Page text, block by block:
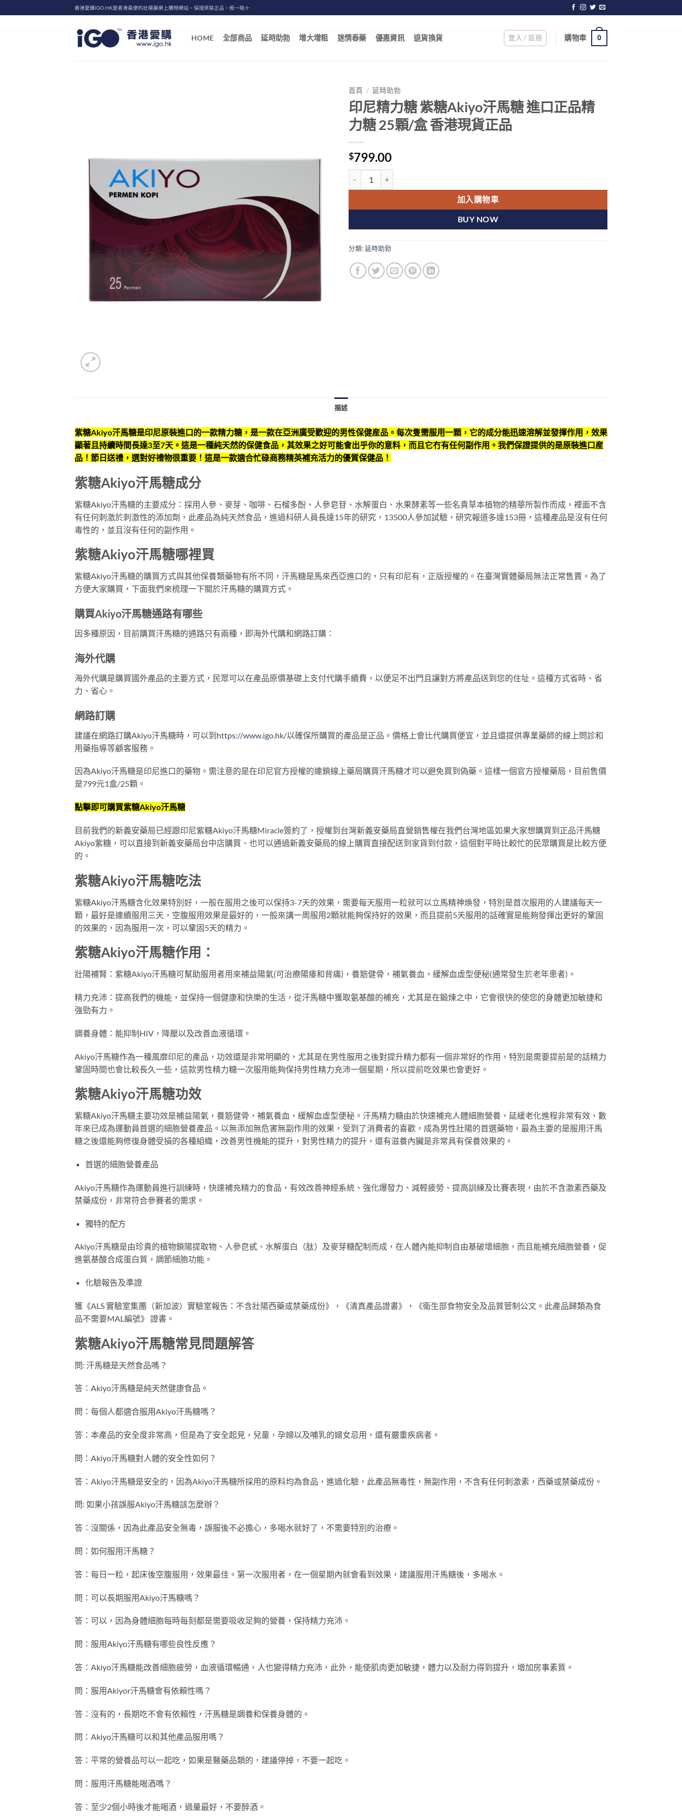
to
香港愛購IGO.HK是香港最便的壯陽藥網上購物網站、保證原裝正品，假一賠十
HOME 全部商品 延時助勃 增大增粗 迷情春藥 優惠資訊 退貨換貨 登入 / 註冊 購物車 0
首頁 / 延時助勃
印尼精力糖 紫糖Akiyo汗馬糖 進口正品精
力糖 25顆/盒 香港現貨正品
$799.00
加入購物車
BUY NOW
分類:延時助勃
描述
紫糖Akiyo汗馬糖是印尼原裝進口的一款精力糖，是一款在亞洲廣受歡迎的男性保健産品。每次隻需服用一顆，它的成分能迅速溶解並發揮作用，效果
顯著且持續時間長達3至7天。這是一種純天然的保健食品，其效果之好可能會出乎你的意料，而且它冇有任何副作用。我們保證提供的是原裝進口産
品！節日送禮，選對好禮物很重要！這是一款適合忙碌商務精英補充活力的優質保健品！
紫糖Akiyo汗馬糖成分
紫糖Akiyo汗馬糖的主要成分：採用人參、麥芽、咖啡、石榴多酚、人參皂苷、水解蛋白、水果酵素等一些名貴草本植物的精華所製作而成，裡面不含
有任何刺激於刺激性的添加劑，此產品為純天然食品，進過科研人員長達15年的研究，13500人參加試驗，研究報道多達153冊，這種產品是沒有任何
毒性的，並且沒有任何的副作用。
紫糖Akiyo汗馬糖哪裡買
紫糖Akiyo汗馬糖的購買方式與其他保養類藥物有所不同，汗馬糖是馬來西亞進口的，只有印尼有，正版授權的。在臺灣實體藥局無法正常售賣。為了
方便大家購買，下面我們來梳理一下關於汗馬糖的購買方式。
購買Akiyo汗馬糖通路有哪些
因多種原因，目前購買汗馬糖的通路只有兩種，即海外代購和網路訂購：
海外代購
海外代購是購買國外產品的主要方式，民眾可以在產品原價基礎上支付代購手續費，以便足不出門且讓對方將產品送到您的住址。這種方式省時、省
力、省心。
網路訂購
建議在網路訂購Akiyo汗馬糖時，可以到https://www.igo.hk/以確保所購買的產品是正品。價格上會比代購買便宜，並且還提供專業藥師的線上問診和
用藥指導等顧客服務。
因為Akiyo汗馬糖是印尼進口的藥物。需注意的是在印尼官方授權的連鎖線上藥局購買汗馬糖才可以避免買到偽藥。這樣一個官方授權藥局，目前售價
是799元1盒/25顆。
點擊即可購買紫糖Akiyo汗馬糖
目前我們的新義安藥局已經跟印尼紫糖Akiyo汗馬糖Miracle簽約了，授權到台灣新義安藥局直營銷售權在我們台灣地區如果大家想購買到正品汗馬糖
Akiyo紫糖，可以直接到新義安藥局台中店購買、也可以通過新義安藥局的線上購買直接配送到家貨到付款，這個對平時比較忙的民眾購買是比較方便
的。
紫糖Akiyo汗馬糖吃法
紫糖Akiyo汗馬糖含化效果特別好，一般在服用之後可以保持3-7天的效果，需要每天服用一粒就可以立馬精神煥發，特別是首次服用的人建議每天一
顆，最好是連續服用三天，空腹服用效果是最好的，一般來講一周服用2顆就能夠保持好的效果，而且提前5天服用的話確實是能夠發揮出更好的鞏固
的效果的，因為服用一次，可以鞏固5天的精力。
紫糖Akiyo汗馬糖作用：
壯陽補腎：紫糖Akiyo汗馬糖可幫助服用者用來補益陽氣(可治療陽痿和背痛)，養筋健骨，補氣養血，緩解血虛型便秘(通常發生於老年患者)。
精力充沛：提高我們的機能，並保持一個健康和快樂的生活，從汗馬糖中獲取氨基酸的補充，尤其是在鍛煉之中，它會很快的使您的身體更加敏捷和
強勁有力。
調養身體：能抑制HIV，降壓以及改善血液循環。
Akiyo汗馬糖作為一種風靡印尼的產品，功效還是非常明顯的，尤其是在男性服用之後對提升精力都有一個非常好的作用，特別是需要提前是的話精力
鞏固時間也會比較長久一些，這款男性精力糖一次服用能夠保持男性精力充沛一個星期，所以提前吃效果也會更好。
紫糖Akiyo汗馬糖功效
紫糖Akiyo汗馬糖主要功效是補益陽氣，養筋健骨，補氣養血，緩解血虛型便秘。汗馬精力糖由於快速補充人體細胞營養，延緩老化進程非常有效，數
年來已成為運動員首選的細胞營養產品。以無添加無危害無副作用的效果，受到了消費者的喜歡，成為男性壯陽的首選藥物，最為主要的是服用汗馬
糖之後還能夠修復身體受損的各種組織，改善男性機能的提升，對男性精力的提升，還有滋養內臟是非常具有保養效果的。
首選的細胞營養產品
Akiyo汗馬糖作為運動員進行訓練時，快速補充精力的食品，有效改善神經系統、強化爆發力、減輕疲勞、提高訓練及比賽表現，由於不含激素西藥及
禁藥成份，非常符合參賽者的需求。
獨特的配方
Akiyo汗馬糖是由珍貴的植物鎖陽提取物、人參皀甙、水解蛋白（肽）及麥芽糖配制而成，在人體內能抑制自由基破壞細胞，而且能補充細胞營養，促
進氨基酸合成蛋白質，調節細胞功能。
化驗報告及準證
獲《ALS 實驗室集團（新加波）實驗室報告：不含壯陽西藥或禁藥成份》，《清真產品證書》，《衛生部食物安全及品質管制公文。此產品歸類為食
品不需要MAL編號》 證書。
紫糖Akiyo汗馬糖常見問題解答
問: 汗馬糖是天然食品嗎？
答：Akiyo汗馬糖是純天然健康食品。
問：每個人都適合服用Akiyo汗馬糖嗎？
答：本產品的安全度非常高，但是為了安全起見，兒童，孕婦以及哺乳的婦女忌用，還有嚴重疾病者。
問：Akiyo汗馬糖對人體的安全性如何？
答：Akiyo汗馬糖是安全的，因為Akiyo汗馬糖所採用的原料均為食品，進過化驗，此產品無毒性，無副作用，不含有任何刺激素，西藥或禁藥成份。
問: 如果小孩誤服Akiyo汗馬糖該怎麼辦？
答：沒關係，因為此產品安全無毒，誤服後不必擔心，多喝水就好了，不需要特別的治療。
問：如何服用汗馬糖？
答：每日一粒，起床後空腹服用，效果最佳。第一次服用者，在一個星期內就會看到效果，建議服用汗馬糖後，多喝水。
問：可以長期服用Akiyo汗馬糖嗎？
答：可以，因為身體細胞每時每刻都是需要吸收足夠的營養，保持精力充沛。
問：服用Akiyo汗馬糖有哪些良性反應？
答：Akiyo汗馬糖能改善細胞疲勞，血液循環暢通，人也變得精力充沛，此外，能使肌肉更加敏捷，體力以及耐力得到提升，增加房事素質。
問：服用Akiyor汗馬糖會有依賴性嗎？
答：沒有的，長期吃不會有依賴性，汗馬糖是調養和保養身體的。
問：Akiyo汗馬糖可以和其他產品服用嗎？
答：平常的營養品可以一起吃，如果是醫藥品類的，建議停掉，不要一起吃。
問：服用汗馬糖能喝酒嗎？
答：至少2個小時後才能喝酒，過量最好，不要醉酒。